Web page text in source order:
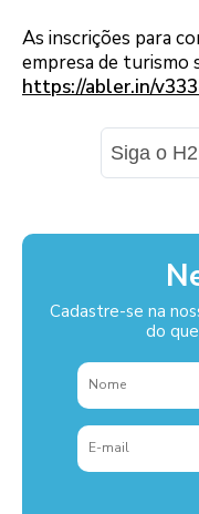
As inscrições para
empresa de turismo
https://abler.in/
Siga o
Cadastre-se na
do